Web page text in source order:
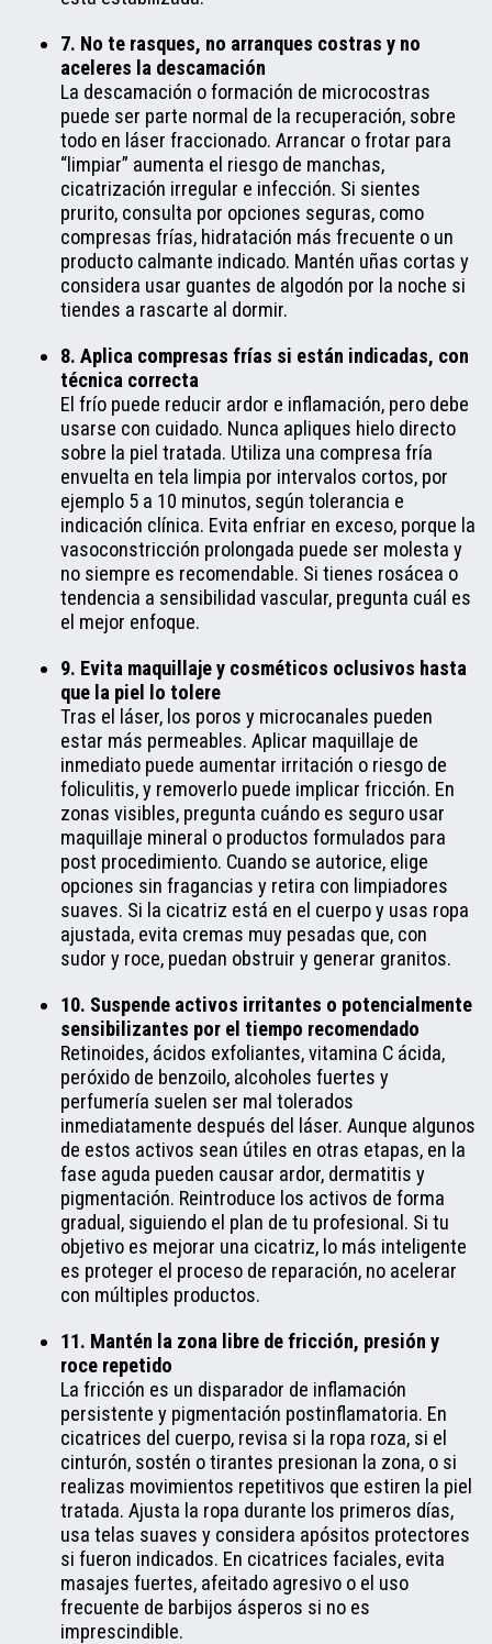
7. No te rasques, no arranques costras y no
aceleres la descamación
La descamación o formación de microcostras
puede ser parte normal de la recuperación, sobre
todo en láser fraccionado. Arrancar o frotar para
“limpiar” aumenta el riesgo de manchas,
cicatrización irregular e infección. Si sientes
prurito, consulta por opciones seguras, como
compresas frías, hidratación más frecuente o un
producto calmante indicado. Mantén uñas cortas y
considera usar guantes de algodón por la noche si
tiendes a rascarte al dormir.
8. Aplica compresas frías si están indicadas, con
técnica correcta
El frío puede reducir ardor e inflamación, pero debe
usarse con cuidado. Nunca apliques hielo directo
sobre la piel tratada. Utiliza una compresa fría
envuelta en tela limpia por intervalos cortos, por
ejemplo 5 a 10 minutos, según tolerancia e
indicación clínica. Evita enfriar en exceso, porque la
vasoconstricción prolongada puede ser molesta y
no siempre es recomendable. Si tienes rosácea o
tendencia a sensibilidad vascular, pregunta cuál es
el mejor enfoque.
9. Evita maquillaje y cosméticos oclusivos hasta
que la piel lo tolere
Tras el láser, los poros y microcanales pueden
estar más permeables. Aplicar maquillaje de
inmediato puede aumentar irritación o riesgo de
foliculitis, y removerlo puede implicar fricción. En
zonas visibles, pregunta cuándo es seguro usar
maquillaje mineral o productos formulados para
post procedimiento. Cuando se autorice, elige
opciones sin fragancias y retira con limpiadores
suaves. Si la cicatriz está en el cuerpo y usas ropa
ajustada, evita cremas muy pesadas que, con
sudor y roce, puedan obstruir y generar granitos.
10. Suspende activos irritantes o potencialmente
sensibilizantes por el tiempo recomendado
Retinoides, ácidos exfoliantes, vitamina C ácida,
peróxido de benzoilo, alcoholes fuertes y
perfumería suelen ser mal tolerados
inmediatamente después del láser. Aunque algunos
de estos activos sean útiles en otras etapas, en la
fase aguda pueden causar ardor, dermatitis y
pigmentación. Reintroduce los activos de forma
gradual, siguiendo el plan de tu profesional. Si tu
objetivo es mejorar una cicatriz, lo más inteligente
es proteger el proceso de reparación, no acelerar
con múltiples productos.
11. Mantén la zona libre de fricción, presión y
roce repetido
La fricción es un disparador de inflamación
persistente y pigmentación postinflamatoria. En
cicatrices del cuerpo, revisa si la ropa roza, si el
cinturón, sostén o tirantes presionan la zona, o si
realizas movimientos repetitivos que estiren la piel
tratada. Ajusta la ropa durante los primeros días,
usa telas suaves y considera apósitos protectores
si fueron indicados. En cicatrices faciales, evita
masajes fuertes, afeitado agresivo o el uso
frecuente de barbijos ásperos si no es
imprescindible.